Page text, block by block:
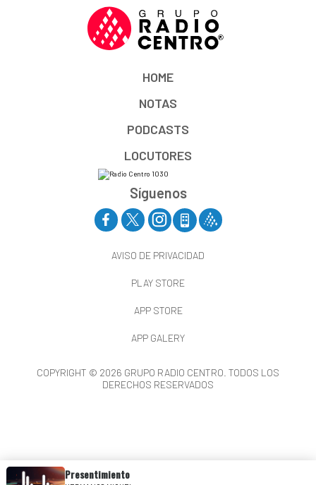
HOME
NOTAS
PODCASTS
LOCUTORES
Síguenos
AVISO DE PRIVACIDAD
PLAY STORE
APP STORE
APP GALERY
COPYRIGHT © 2026 GRUPO RADIO CENTRO. TODOS LOS
DERECHOS RESERVADOS
Presentimiento